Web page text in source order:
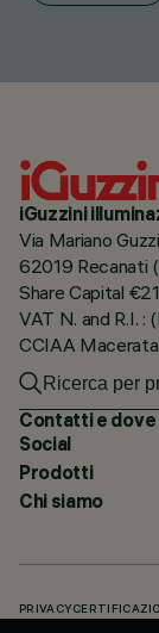
iGuzzini
Via Mariano
62019 Recanati
Share Capital
VAT N. and R.I.
CCIAA
Contatti e
Social
Prodotti
Chi siamo
PRIVACY